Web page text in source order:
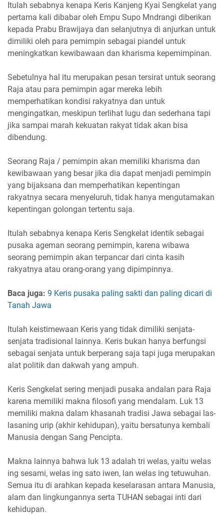
Itulah sebabnya kenapa Keris Kanjeng Kyai Sengkelat yang
pertama kali dibabar oleh Empu Supo Mndrangi diberikan
kepada Prabu Brawijaya dan selanjutnya di anjurkan untuk
dimiliki oleh para pemimpin sebagai piandel untuk
meningkatkan kewibawaan dan kharisma kepemimpinan.
Sebetulnya hal itu merupakan pesan tersirat untuk seorang
Raja atau para pemimpin agar mereka lebih
memperhatikan kondisi rakyatnya dan untuk
mengingatkan, meskipun terlihat lugu dan sederhana tapi
jika sampai marah kekuatan rakyat tidak akan bisa
dibendung.
Seorang Raja / pemimpin akan memiliki kharisma dan
kewibawaan yang besar jika dia dapat menjadi pemimpin
yang bijaksana dan memperhatikan kepentingan
rakyatnya secara menyeluruh, tidak hanya mengutamakan
kepentingan golongan tertentu saja.
Itulah sebabnya kenapa Keris Sengkelat identik sebagai
pusaka ageman seorang pemimpin, karena wibawa
seorang pemimpin akan terpancar dari cinta kasih
rakyatnya atau orang-orang yang dipimpinnya.
Baca juga: 9 Keris pusaka paling sakti dan paling dicari di
Tanah Jawa
Itulah keistimewaan Keris yang tidak dimiliki senjata-
senjata tradisional lainnya. Keris bukan hanya berfungsi
sebagai senjata untuk berperang saja tapi juga merupakan
alat politik dan dakwah yang ampuh.
Keris Sengkelat sering menjadi pusaka andalan para Raja
karena memiliki makna filosofi yang mendalam. Luk 13
memiliki makna dalam khasanah tradisi Jawa sebagai las-
lasaning urip (akhir kehidupan), yaitu bersatunya kembali
Manusia dengan Sang Pencipta.
Makna lainnya bahwa luk 13 adalah tri welas, yaitu welas
ing sesami, welas ing sato iwen, lan welas ing tetuwuhan.
Semua itu di arahkan kepada keselarasan antara Manusia,
alam dan lingkungannya serta TUHAN sebagai inti dari
kehidupan.